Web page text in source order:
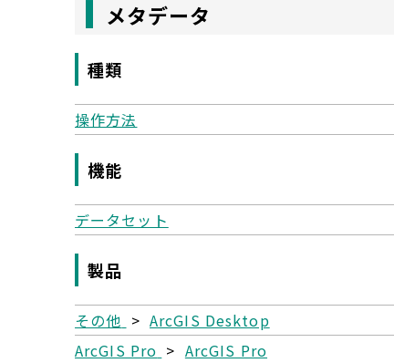
メタデータ
種類
操作方法
機能
データセット
製品
その他 > ArcGIS Desktop
ArcGIS Pro > ArcGIS Pro